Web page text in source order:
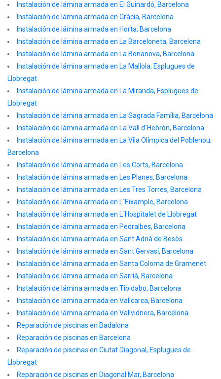
Instalación de lámina armada en El Guinardó, Barcelona
Instalación de lámina armada en Gràcia, Barcelona
Instalación de lámina armada en Horta, Barcelona
Instalación de lámina armada en La Barceloneta, Barcelona
Instalación de lámina armada en La Bonanova, Barcelona
Instalación de lámina armada en La Mallola, Esplugues de
Llobregat
Instalación de lámina armada en La Miranda, Esplugues de
Llobregat
Instalación de lámina armada en La Sagrada Família, Barcelona
Instalación de lámina armada en La Vall d´Hebrón, Barcelona
Instalación de lámina armada en La Vila Olímpica del Poblenou,
Barcelona
Instalación de lámina armada en Les Corts, Barcelona
Instalación de lámina armada en Les Planes, Barcelona
Instalación de lámina armada en Les Tres Torres, Barcelona
Instalación de lámina armada en L´Eixample, Barcelona
Instalación de lámina armada en L´Hospitalet de Llobregat
Instalación de lámina armada en Pedralbes, Barcelona
Instalación de lámina armada en Sant Adrià de Besòs
Instalación de lámina armada en Sant Gervasi, Barcelona
Instalación de lámina armada en Santa Coloma de Gramenet
Instalación de lámina armada en Sarrià, Barcelona
Instalación de lámina armada en Tibidabo, Barcelona
Instalación de lámina armada en Vallcarca, Barcelona
Instalación de lámina armada en Vallvidriera, Barcelona
Reparación de piscinas en Badalona
Reparación de piscinas en Barcelona
Reparación de piscinas en Ciutat Diagonal, Esplugues de
Llobregat
Reparación de piscinas en Diagonal Mar, Barcelona